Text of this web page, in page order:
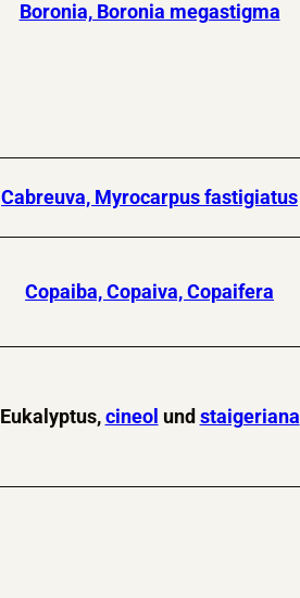
Boronia, Boronia megastigma
Cabreuva, Myrocarpus fastigiatus
Copaiba, Copaiva, Copaifera
Eukalyptus, cineol und staigeriana